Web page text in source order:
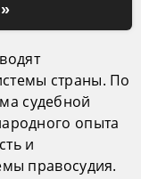
страны. По
судебной
опыта
и
правосудия.